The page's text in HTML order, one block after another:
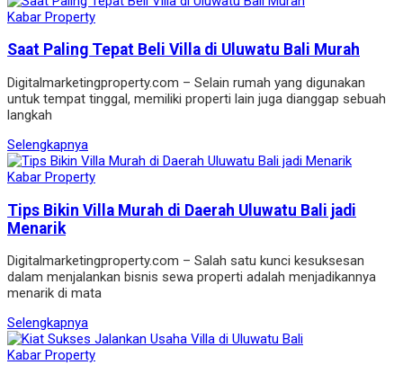
Kabar Property
Saat Paling Tepat Beli Villa di Uluwatu Bali Murah
Digitalmarketingproperty.com – Selain rumah yang digunakan
untuk tempat tinggal, memiliki properti lain juga dianggap sebuah
langkah
Selengkapnya
Kabar Property
Tips Bikin Villa Murah di Daerah Uluwatu Bali jadi
Menarik
Digitalmarketingproperty.com – Salah satu kunci kesuksesan
dalam menjalankan bisnis sewa properti adalah menjadikannya
menarik di mata
Selengkapnya
Kabar Property